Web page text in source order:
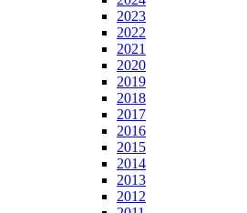
2023
2022
2021
2020
2019
2018
2017
2016
2015
2014
2013
2012